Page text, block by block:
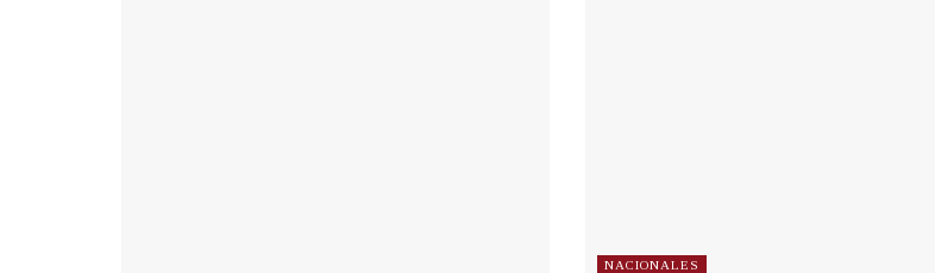
NACIONALES